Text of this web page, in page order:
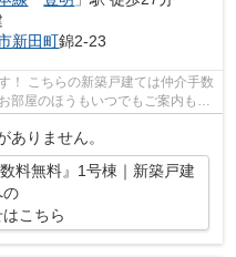
新田町錦2-23
！ こちらの新築戸建ては仲介手数
部屋のほうもいつでもご案内もさ
ありません。
料無料』1号棟｜新築戸建
の
こちら